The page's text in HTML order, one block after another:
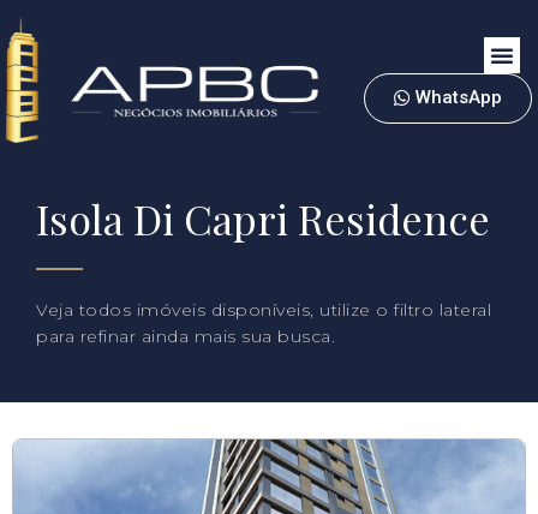
WhatsApp
Isola Di Capri Residence
Veja todos imóveis disponíveis, utilize o filtro lateral
para refinar ainda mais sua busca.